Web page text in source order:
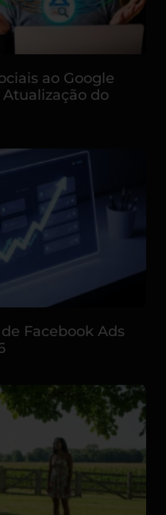
ao Google
Atualização do
Facebook Ads